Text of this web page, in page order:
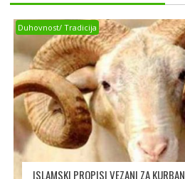
Duhovnost/ Tradicija
ISLAMSKI PROPISI VEZANI ZA KURBAN